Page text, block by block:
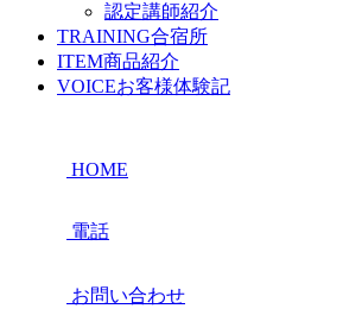
認定講師紹介
TRAINING合宿所
ITEM商品紹介
VOICEお客様体験記
HOME
電話
お問い合わせ